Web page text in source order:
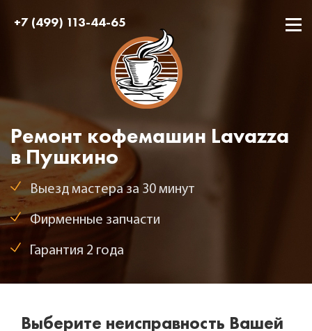
+7 (499) 113-44-65
Ремонт кофемашин Lavazza
в Пушкино
Выезд мастера за 30 минут
Фирменные запчасти
Гарантия 2 года
Выберите неисправность Вашей